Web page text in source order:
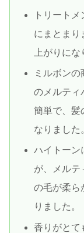
トリート
にまとまり
上がりにな
ミルボン
のメルティ
簡単で、髪
なりました
ハイトーン
が、メルテ
の毛が柔ら
りました。
香りがとて